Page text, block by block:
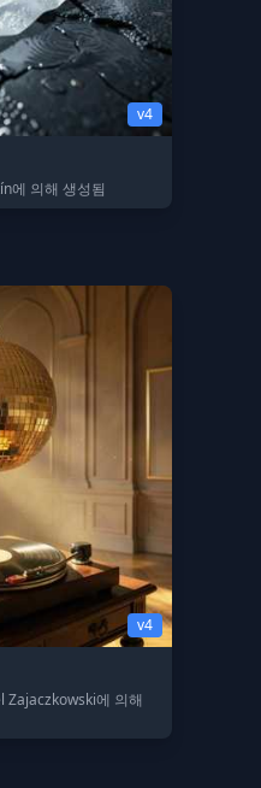
v4
에 의해 생성됨
v4
Zajaczkowski에 의해